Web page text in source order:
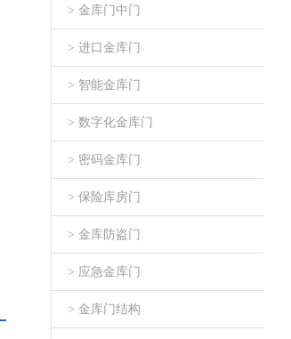
> 金库门中门
> 进口金库门
> 智能金库门
> 数字化金库门
> 密码金库门
> 保险库房门
> 金库防盗门
> 应急金库门
> 金库门结构